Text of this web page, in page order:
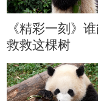
《精彩一刻》
救救这棵树